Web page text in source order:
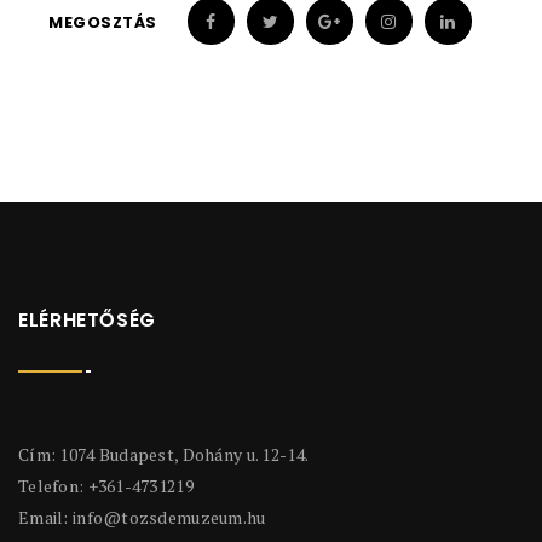
MEGOSZTÁS
ELÉRHETŐSÉG
Cím: 1074 Budapest, Dohány u. 12-14.
Telefon: +361-4731219
Email: info@tozsdemuzeum.hu